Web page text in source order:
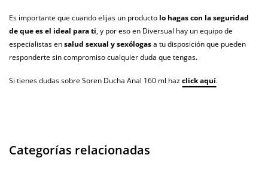
Es importante que cuando elijas un producto lo hagas con la seguridad
de que es el ideal para ti, y por eso en Diversual hay un equipo de
especialistas ensalud sexual y sexólogasa tu disposición que pueden
responderte sin compromiso cualquier duda que tengas.
Si tienes dudas sobre Soren Ducha Anal 160 ml hazclick aquí.
Categorías relacionadas